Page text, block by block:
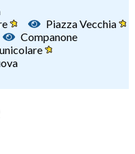
Piazza Vecchia
Companone